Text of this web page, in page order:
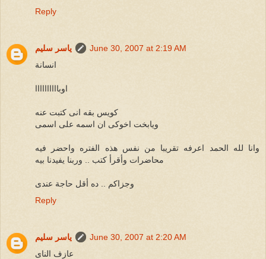
Reply
ياسر سليم
June 30, 2007 at 2:19 AM
انسانة
اوباااااااااا
كويس بقه انى كتبت عنه
ويابخت اخوكى ان اسمه على اسمى
وانا لله الحمد اعرفه تقريبا من نفس هذه الفتره واحضر فيه
محاضرات وأقرأ كتب .. وربنا يفيدنا بيه
وجزاكم .. ده أقل حاجة عندى
Reply
ياسر سليم
June 30, 2007 at 2:20 AM
عازف الناى